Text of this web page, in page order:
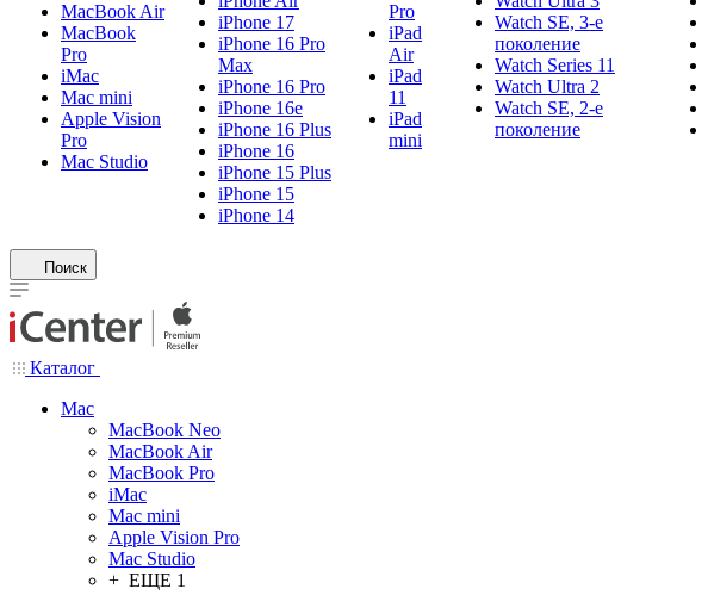
MacBook Air
MacBook
Pro
iMac
Mac mini
Apple Vision
Pro
Mac Studio
iPhone 17
iPhone 16 Pro
Max
iPhone 16 Pro
iPhone 16e
iPhone 16 Plus
iPhone 16
iPhone 15 Plus
iPhone 15
iPhone 14
Pro
iPad
Air
iPad
11
iPad
mini
Watch SE, 3-е
поколение
Watch Series 11
Watch Ultra 2
Watch SE, 2-е
поколение
Поиск
Каталог
Mac
MacBook Neo
MacBook Air
MacBook Pro
iMac
Mac mini
Apple Vision Pro
Mac Studio
+ ЕЩЕ 1